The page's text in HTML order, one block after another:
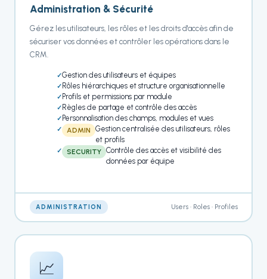
Administration & Sécurité
Gérez les utilisateurs, les rôles et les droits d'accès afin de
sécuriser vos données et contrôler les opérations dans le
CRM.
Gestion des utilisateurs et équipes
Rôles hiérarchiques et structure organisationnelle
Profils et permissions par module
Règles de partage et contrôle des accès
Personnalisation des champs, modules et vues
ADMIN
Gestion centralisée des utilisateurs, rôles
et profils
SECURITY Contrôle des accès et visibilité des
données par équipe
ADMINISTRATION Users • Roles • Profiles
📈